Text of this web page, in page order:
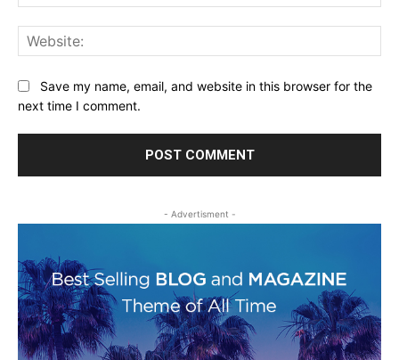
Save my name, email, and website in this browser for the
next time I comment.
- Advertisment -